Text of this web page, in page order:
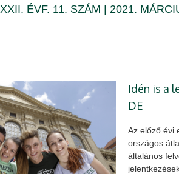
XXII. ÉVF. 11. SZÁM | 2021.
Idén is a
DE
Az előző évi
országos
általános